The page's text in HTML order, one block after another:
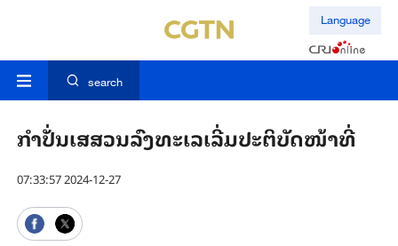
Language
search
ກຳ​ປັ່ນ​ເສ​ສວນ​ລົງ​ທະ​ເລ​ເລີ່ມ​ປະ​ຕິ​ບັດ​ໜ້າ​ທີ່
07:33:57 2024-12-27